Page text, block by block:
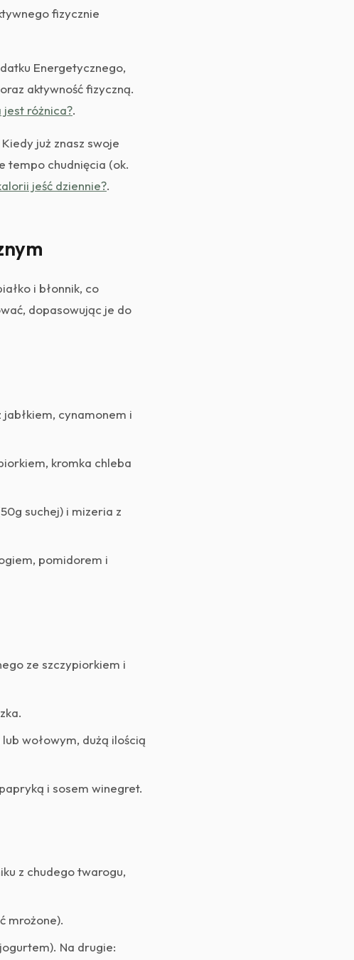
fizycznie
Energetycznego,
aktywność fizyczną.
jest różnica?.
już znasz swoje
tempo chudnięcia (ok.
jeść dziennie?.
i błonnik, co
dopasowując je do
jabłkiem, cynamonem i
kromka chleba
suchej) i mizeria z
pomidorem i
ze szczypiorkiem i
wołowym, dużą ilością
i sosem winegret.
z chudego twarogu,
mrożone).
Na drugie: